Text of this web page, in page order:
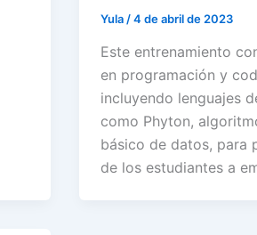
Yula /4 de abril de 2023
Este entrenamiento
en programación y
incluyendo lenguajes
como Phyton,
básico de datos, para
de los estudiantes a